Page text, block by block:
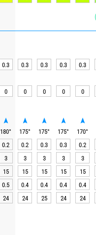
0.3 0.3 0.3 0.3 0.3
0 0 0 0 0
180° 175° 175° 175° 170°
0.2
0.2 0.3 0.3 0.2
3
3 3 3 3
15
15 15 15 15
0.5
0.4 0.4 0.4 0.4
24
24 25 24 24